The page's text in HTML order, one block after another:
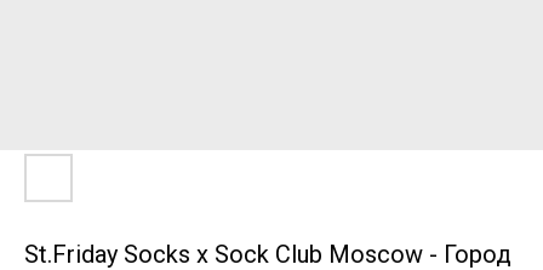
St.Friday Socks x Sock Club Moscow - Город